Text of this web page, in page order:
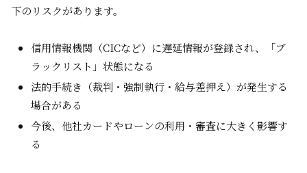
下のリスクがあります。
信用情報機関（CICなど）に遅延情報が登録され、「ブ
ラックリスト」状態になる
法的手続き（裁判・強制執行・給与差押え）が発生する
場合がある
今後、他社カードやローンの利用・審査に大きく影響す
る